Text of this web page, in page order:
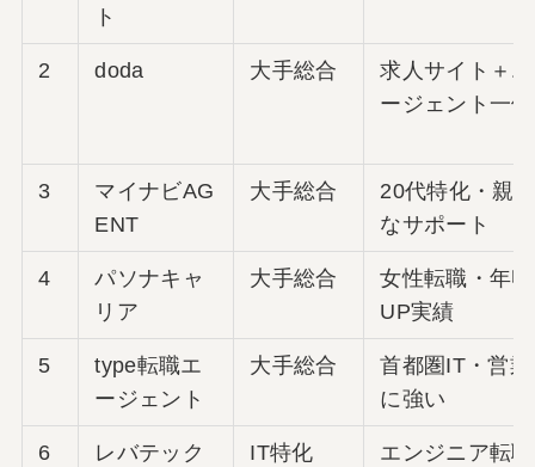
ト
2 doda 大手総合
求人サイト＋エ
ージェント一体
3
マイナビAG
ENT
大手総合
20代特化・親
なサポート
4
パソナキャ
リア
大手総合
女性転職・年収
UP実績
5
type転職エ
ージェント
大手総合
首都圏IT・営業
に強い
6
レバテック
IT特化
エンジニア転職